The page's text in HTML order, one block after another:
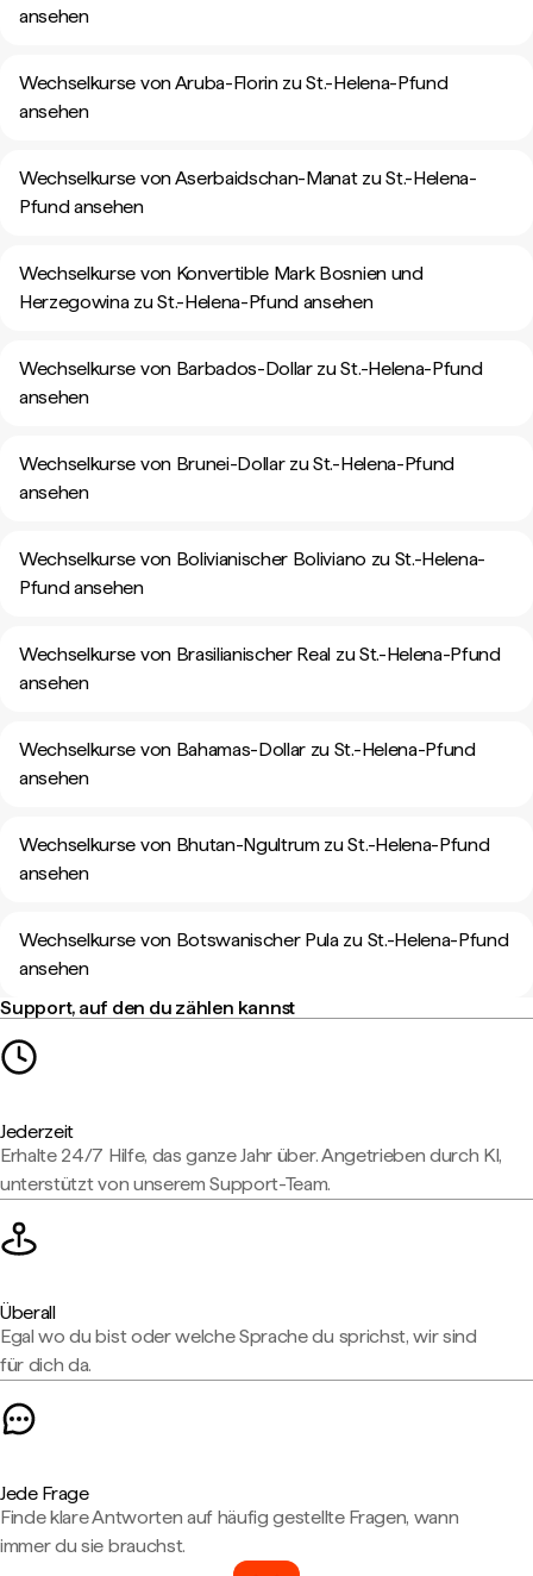
ansehen
Wechselkurse von Aruba-Florin zu St.-Helena-Pfund
ansehen
Wechselkurse von Aserbaidschan-Manat zu St.-Helena-
Pfund ansehen
Wechselkurse von Konvertible Mark Bosnien und
Herzegowina zu St.-Helena-Pfund ansehen
Wechselkurse von Barbados-Dollar zu St.-Helena-Pfund
ansehen
Wechselkurse von Brunei-Dollar zu St.-Helena-Pfund
ansehen
Wechselkurse von Bolivianischer Boliviano zu St.-Helena-
Pfund ansehen
Wechselkurse von Brasilianischer Real zu St.-Helena-Pfund
ansehen
Wechselkurse von Bahamas-Dollar zu St.-Helena-Pfund
ansehen
Wechselkurse von Bhutan-Ngultrum zu St.-Helena-Pfund
ansehen
Wechselkurse von Botswanischer Pula zu St.-Helena-Pfund
ansehen
Support, auf den du zählen kannst
Jederzeit
Erhalte 24/7 Hilfe, das ganze Jahr über. Angetrieben durch KI,
unterstützt von unserem Support-Team.
Überall
Egal wo du bist oder welche Sprache du sprichst, wir sind
für dich da.
Jede Frage
Finde klare Antworten auf häufig gestellte Fragen, wann
immer du sie brauchst.